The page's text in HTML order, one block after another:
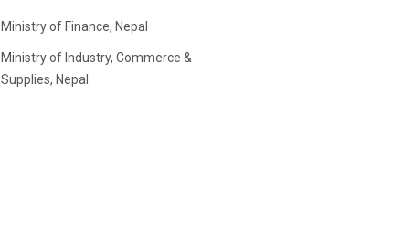
Ministry of Finance, Nepal
Ministry of Industry, Commerce &
Supplies, Nepal